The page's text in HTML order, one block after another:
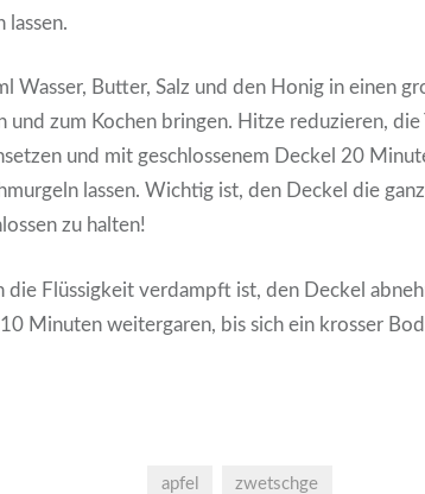
lassen.
Wasser, Butter, Salz und den Honig in einen
und zum Kochen bringen. Hitze reduzieren, die
und mit geschlossenem Deckel 20
lassen. Wichtig ist, den Deckel die
zu halten!
die Flüssigkeit verdampft ist, den Deckel
Minuten weitergaren, bis sich ein krosser
apfel zwetschge